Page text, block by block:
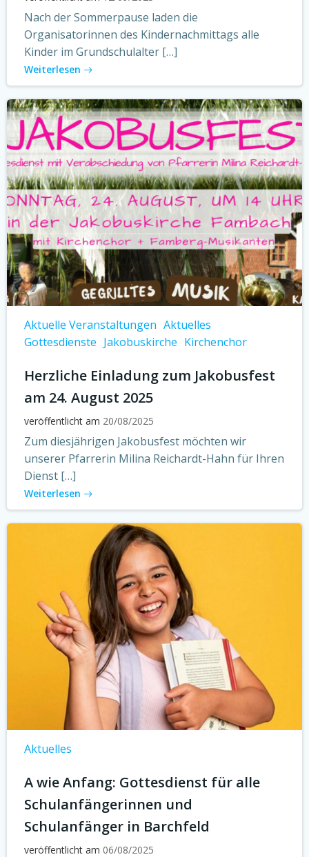
Nach der Sommerpause laden die
Organisatorinnen des Kindernachmittags alle
Kinder im Grundschulalter […]
Weiterlesen
Aktuelle Veranstaltungen Aktuelles
Gottesdienste Jakobuskirche Kirchenchor
Herzliche Einladung zum Jakobusfest
am 24. August 2025
veröffentlicht am 20/08/2025
Zum diesjährigen Jakobusfest möchten wir
unserer Pfarrerin Milina Reichardt-Hahn für Ihren
Dienst […]
Weiterlesen
Aktuelles
A wie Anfang: Gottesdienst für alle
Schulanfängerinnen und
Schulanfänger in Barchfeld
veröffentlicht am 06/08/2025